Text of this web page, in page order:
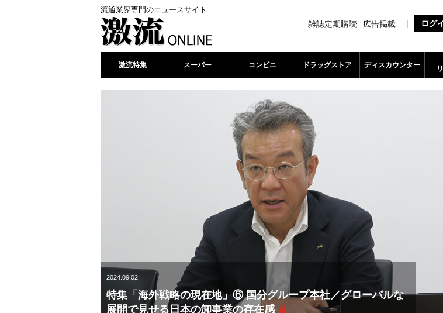
流通業界専門のニュースサイト
雑誌定期購読 広告掲載 ログ
激流特集 スーパー コンビニ ドラッグストア ディスカウンター
2024.09.02
特集「海外戦略の現在地」⑥ 国分グループ本社／グローバルな
展開で見せる日本の卸事業の存在感